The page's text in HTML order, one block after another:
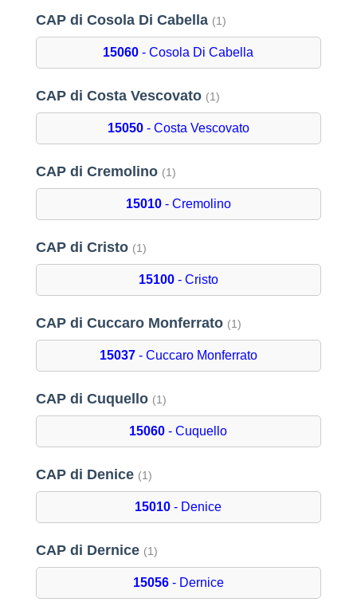
CAP di Cosola Di Cabella (1)
15060 - Cosola Di Cabella
CAP di Costa Vescovato (1)
15050- Costa Vescovato
CAP di Cremolino (1)
15010- Cremolino
CAP di Cristo (1)
15100- Cristo
CAP di Cuccaro Monferrato (1)
15037- Cuccaro Monferrato
CAP di Cuquello (1)
15060 - Cuquello
CAP di Denice (1)
15010 - Denice
CAP di Dernice (1)
15056- Dernice